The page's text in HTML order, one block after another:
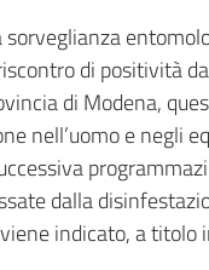
di positività
di Modena,
nell’uomo e negli
dalla
indicato, a